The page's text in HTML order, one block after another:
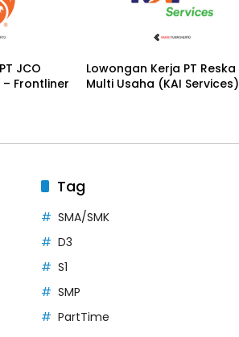
JCO
Frontliner
Lowongan Kerja PT Reska
Multi Usaha (KAI Services)
Tag
SMA/SMK
D3
S1
SMP
PartTime